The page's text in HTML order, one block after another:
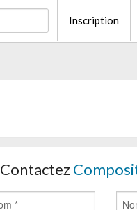
Inscription
Contactez